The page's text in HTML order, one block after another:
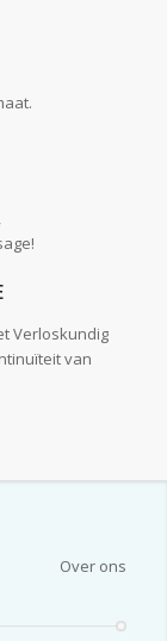
Verloskundig
van
Over ons